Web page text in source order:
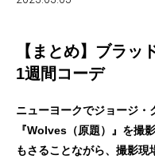
【まとめ】ブラッ
1週間コーデ
ニューヨークでジョージ・
『Wolves（原題）』を撮
もさることながら、撮影